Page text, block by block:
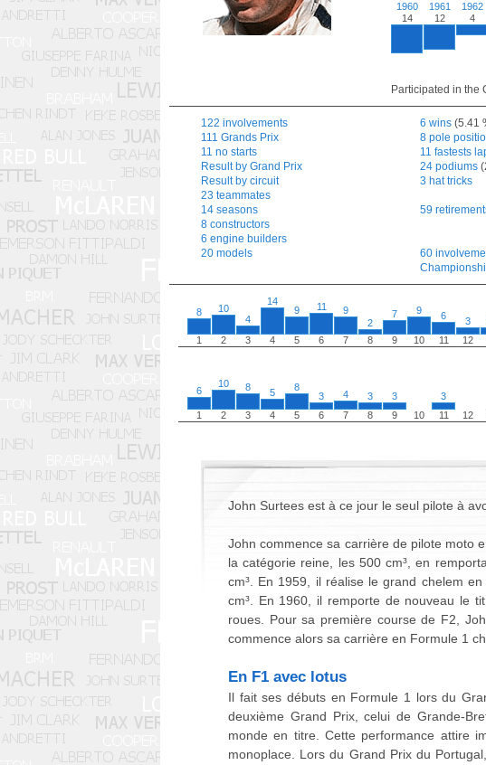
1960
14
1961
12
1962
4
Participated in the
122 involvements
111 Grands Prix
11 no starts
Result by Grand Prix
Result by circuit
23 teammates
14 seasons
8 constructors
6 engine builders
20 models
6 wins (5.41
8 pole
11 fastests
24 podiums
3 hat tricks
59
60
8
1
10
2
4
3
14
4
9
5
11
6
9
7
2
8
7
9
9
10
6
11
3
12
6
1
10
2
8
3
5
4
8
5
3
6
4
7
3
8
3
9
10
3
11
12
John Surtees est à ce jour le seul pilote à
John commence sa carrière de pilote moto
la catégorie reine, les 500 cm³, en
cm³. En 1959, il réalise le grand chelem
cm³. En 1960, il remporte de nouveau le
roues. Pour sa première course de F2,
commence alors sa carrière en Formule 1
En F1 avec lotus
Il fait ses débuts en Formule 1 lors du
deuxième Grand Prix, celui de Grande-
monde en titre. Cette performance attire
monoplace. Lors du Grand Prix du